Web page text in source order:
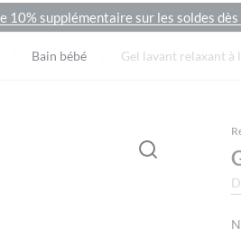
10% supplémentaire sur les soldes
Bain bébé Gel lavant relaxant à